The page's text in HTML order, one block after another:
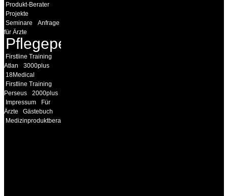
Produkt-Berater
Projekte
Seminare
Anfrage
für Ärzte
Pflegepersonal
Firstline Training
Atlan
3000plus
18Medical
Firstline Training
Perseus
2000plus
Impressum
Für
Ärzte
Gästebuch
Medizinproduktberater